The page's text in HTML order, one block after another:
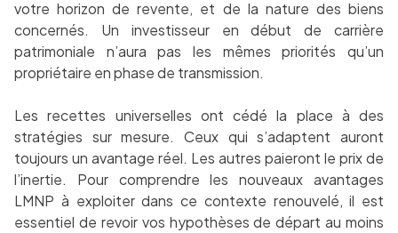
votre horizon de revente, et de la nature des biens
concernés. Un investisseur en début de carrière
patrimoniale n’aura pas les mêmes priorités qu’un
propriétaire en phase de transmission.
Les recettes universelles ont cédé la place à des
stratégies sur mesure. Ceux qui s’adaptent auront
toujours un avantage réel. Les autres paieront le prix de
l’inertie. Pour comprendre les nouveaux avantages
LMNP à exploiter dans ce contexte renouvelé, il est
essentiel de revoir vos hypothèses de départ au moins